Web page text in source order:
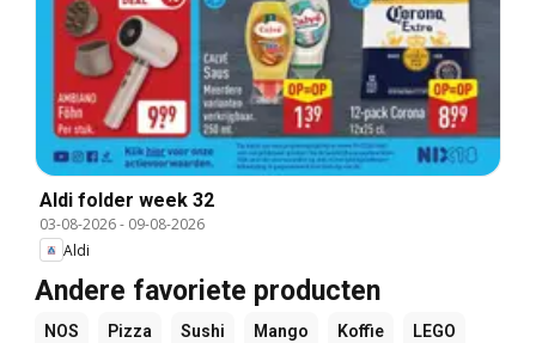
Aldi folder week 32
03-08-2026- 09-08-2026
Aldi
Andere favoriete producten
NOS Pizza Sushi Mango Koffie LEGO